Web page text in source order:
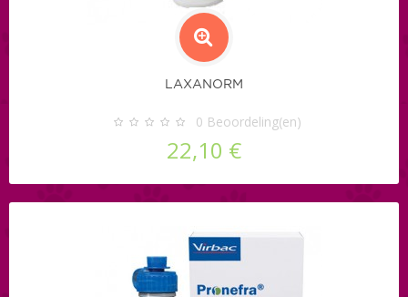
LAXANORM
0 Beoordeling(en)
22,10 €